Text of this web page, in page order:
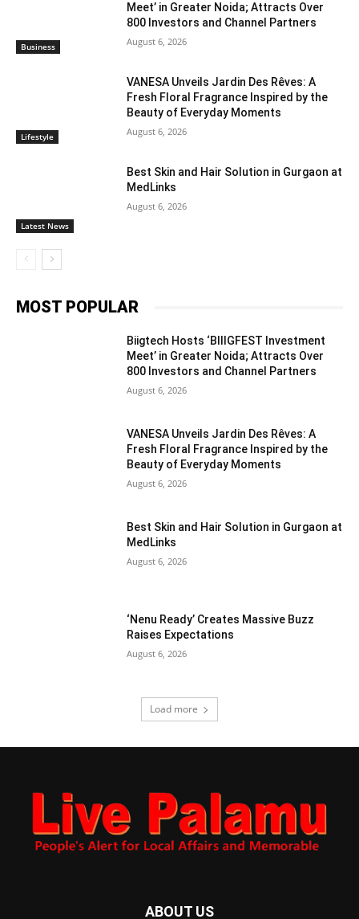
Business
Meet’ in Greater Noida; Attracts Over
800 Investors and Channel Partners
August 6, 2026
Lifestyle
VANESA Unveils Jardin Des Rêves: A
Fresh Floral Fragrance Inspired by the
Beauty of Everyday Moments
August 6, 2026
Latest News
Best Skin and Hair Solution in Gurgaon at
MedLinks
August 6, 2026
MOST POPULAR
Biigtech Hosts ‘BIIIGFEST Investment
Meet’ in Greater Noida; Attracts Over
800 Investors and Channel Partners
August 6, 2026
VANESA Unveils Jardin Des Rêves: A
Fresh Floral Fragrance Inspired by the
Beauty of Everyday Moments
August 6, 2026
Best Skin and Hair Solution in Gurgaon at
MedLinks
August 6, 2026
‘Nenu Ready’ Creates Massive Buzz
Raises Expectations
August 6, 2026
Load more
ABOUT US